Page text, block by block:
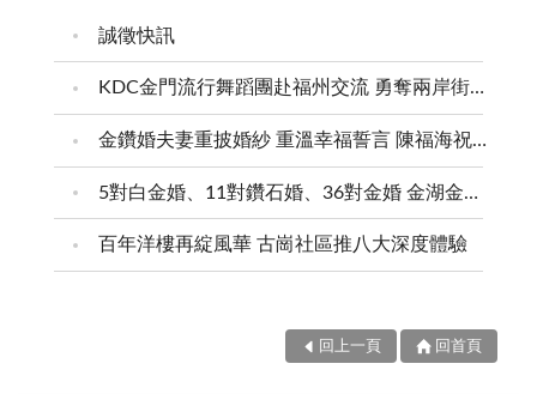
誠徵快訊
KDC金門流行舞蹈團赴福州交流 勇奪兩岸街舞賽三等獎
金鑽婚夫妻重披婚紗 重溫幸福誓言 陳福海祝福牽手半世紀 情深相守成典範
5對白金婚、11對鑽石婚、36對金婚 金湖金沙夫妻共享榮耀時刻 陳福海表揚金鑽婚夫妻 向半世紀相守家庭典範致敬
百年洋樓再綻風華 古崗社區推八大深度體驗
回上一頁 回首頁